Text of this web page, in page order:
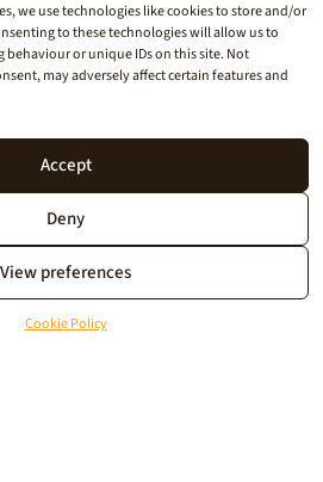
we use technologies like cookies to store and/or
to these technologies will allow us to
behaviour or unique IDs on this site. Not
may adversely affect certain features and
Accept
Deny
View preferences
Cookie Policy